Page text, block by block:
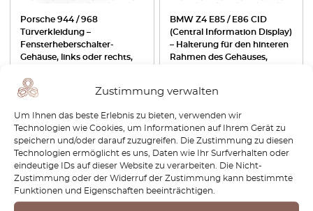
Zustimmung verwalten
Um Ihnen das beste Erlebnis zu bieten, verwenden wir
Technologien wie Cookies, um Informationen auf Ihrem Gerät zu
speichern und/oder darauf zuzugreifen. Die Zustimmung zu diesen
Technologien ermöglicht es uns, Daten wie Ihr Surfverhalten oder
eindeutige IDs auf dieser Website zu verarbeiten. Die Nicht-
Zustimmung oder der Widerruf der Zustimmung kann bestimmte
Funktionen und Eigenschaften beeinträchtigen.
Porsche 944 / 968
Türverkleidung –
Fensterheberschalter-
Gehäuse, links oder rechts,
94455527100 / 94455527201
Produkt anzeigen
BMW Z4 E85 / E86 CID
(Central Information Display)
– Halterung für den hinteren
Rahmen des Gehäuses,
Produkt anzeigen